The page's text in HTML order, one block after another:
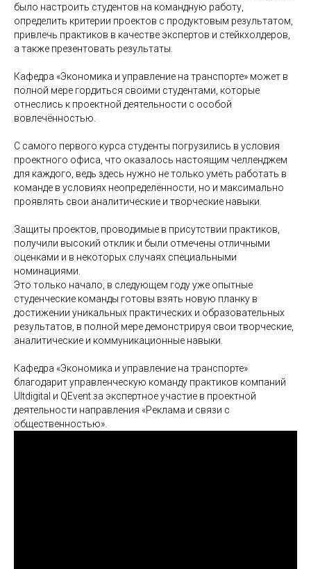
было настроить студентов на командную работу,
определить критерии проектов с продуктовым результатом,
привлечь практиков в качестве экспертов и стейкхолдеров,
а также презентовать результаты.
Кафедра «Экономика и управление на транспорте» может в
полной мере гордиться своими студентами, которые
отнеслись к проектной деятельности с особой
вовлечённостью.
С самого первого курса студенты погрузились в условия
проектного офиса, что оказалось настоящим челленджем
для каждого, ведь здесь нужно не только уметь работать в
команде в условиях неопределённости, но и максимально
проявлять свои аналитические и творческие навыки.
Защиты проектов, проводимые в присутствии практиков,
получили высокий отклик и были отмечены отличными
оценками и в некоторых случаях специальными
номинациями.
Это только начало, в следующем году уже опытные
студенческие команды готовы взять новую планку в
достижении уникальных практических и образовательных
результатов, в полной мере демонстрируя свои творческие,
аналитические и коммуникационные навыки.
Кафедра «Экономика и управление на транспорте»
благодарит управленческую команду практиков компаний
Ultdigital и QEvent за экспертное участие в проектной
деятельности направления «Реклама и связи с
общественностью».